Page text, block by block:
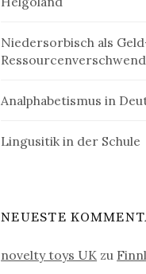
Niedersorbisch als
Analphabetismus in
Lingusitik in der Schule
NEUESTE
novelty toys UK zu